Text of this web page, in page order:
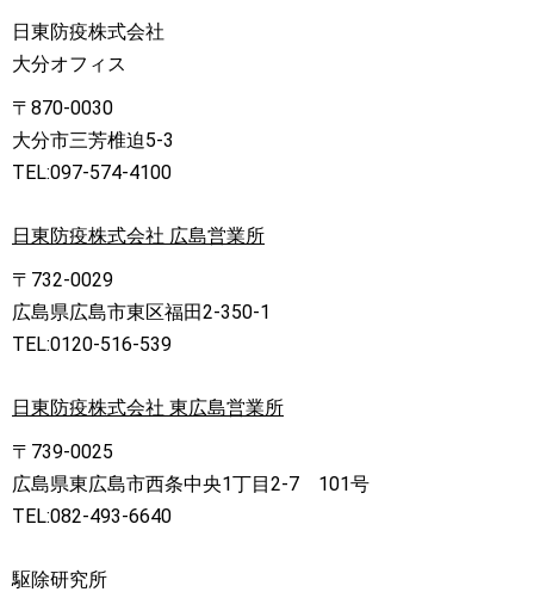
日東防疫株式会社
大分オフィス
〒870-0030
大分市三芳椎迫5-3
TEL:097-574-4100
日東防疫株式会社 広島営業所
〒732-0029
広島県広島市東区福田2-350-1
TEL:0120-516-539
日東防疫株式会社 東広島営業所
〒739-0025
広島県東広島市西条中央1丁目2-7 101号
TEL:082-493-6640
駆除研究所